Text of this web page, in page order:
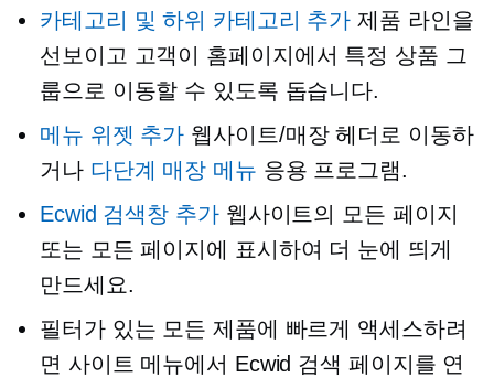
카테고리 및 하위 카테고리 추가 제품 라인을
선보이고 고객이 홈페이지에서 특정 상품 그
룹으로 이동할 수 있도록 돕습니다.
메뉴 위젯 추가 웹사이트/매장 헤더로 이동하
거나 다단계 매장 메뉴 응용 프로그램.
Ecwid 검색창 추가웹사이트의 모든 페이지
또는 모든 페이지에 표시하여 더 눈에 띄게
만드세요.
필터가 있는 모든 제품에 빠르게 액세스하려
면 사이트 메뉴에서 Ecwid 검색 페이지를 연